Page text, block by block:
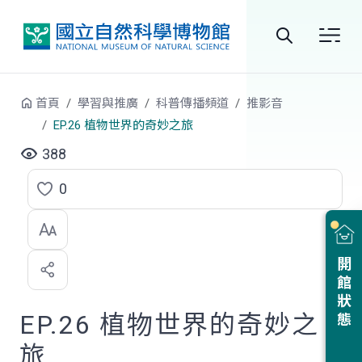
站
開館狀態
首頁 學習與推廣 科普傳播頻道
推影音
EP.26 植物世界的奇妙之旅
388
點
選
喜
歡
0
EP.26 植物世界的奇妙之
旅